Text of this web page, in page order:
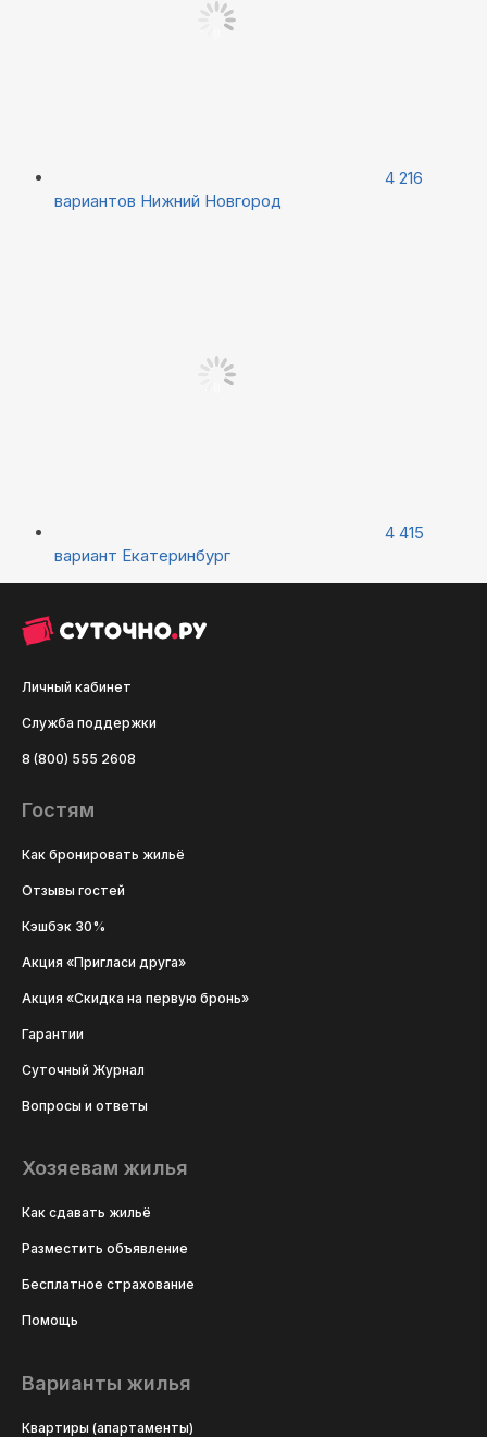
4 216
вариантов Нижний Новгород
4 415
вариант Екатеринбург
Личный кабинет
Служба поддержки
8 (800) 555 2608
Гостям
Как бронировать жильё
Отзывы гостей
Кэшбэк 30%
Акция «Пригласи друга»
Акция «Скидка на первую бронь»
Гарантии
Суточный Журнал
Вопросы и ответы
Хозяевам жилья
Как сдавать жильё
Разместить объявление
Бесплатное страхование
Помощь
Варианты жилья
Квартиры (апартаменты)